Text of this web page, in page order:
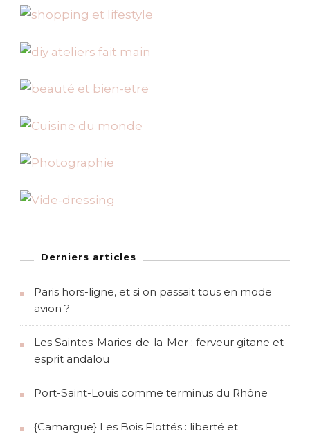
Derniers articles
Paris hors-ligne, et si on passait tous en mode
avion ?
Les Saintes-Maries-de-la-Mer : ferveur gitane et
esprit andalou
Port-Saint-Louis comme terminus du Rhône
{Camargue} Les Bois Flottés : liberté et